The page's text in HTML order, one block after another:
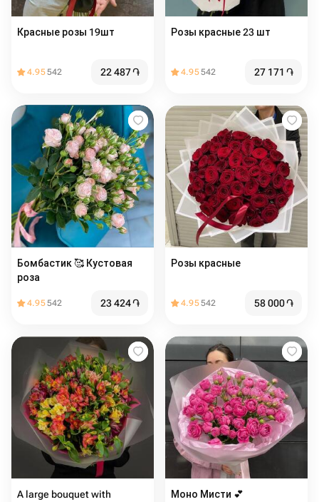
Красные розы 19шт
4.95542 22 487֏
Розы красные 23 шт
4.95542 27 171 ֏
Бомбастик 🥰 Кустовая
роза
4.95542 23 424֏
Розы красные
4.95542 58 000֏
A large bouquet with
Моно Мисти 💕